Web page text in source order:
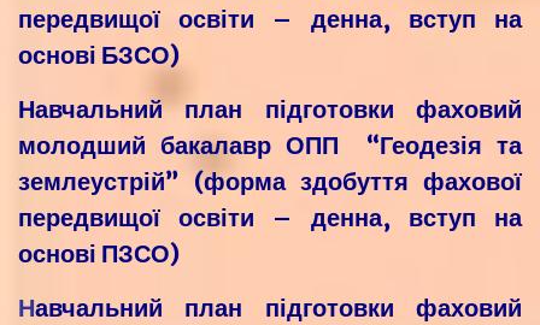
передвищої освіти – денна, вступ на
основі БЗСО)
Навчальний план підготовки фаховий
молодший бакалавр ОПП “Геодезія та
землеустрій” (форма здобуття фахової
передвищої освіти – денна, вступ на
основі ПЗСО)
Навчальний план підготовки фаховий